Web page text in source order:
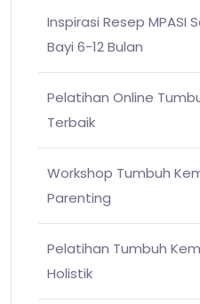
Inspirasi Resep MPASI
Bayi 6-12 Bulan
Pelatihan Online
Terbaik
Workshop Tumbuh
Parenting
Pelatihan Tumbuh
Holistik